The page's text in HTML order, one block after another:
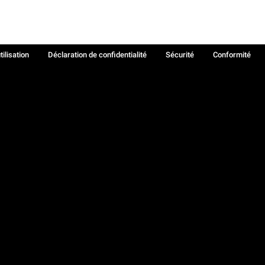
Déclaration de confidentialité Sécurité
Conformité